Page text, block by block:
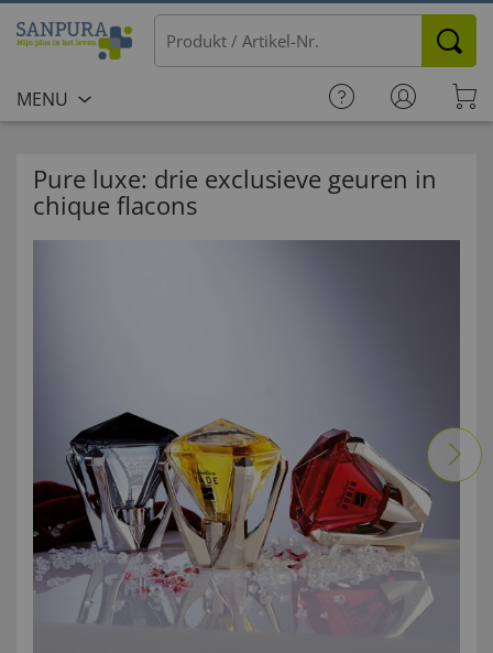
MENU
Pure luxe: drie exclusieve geuren in
chique flacons